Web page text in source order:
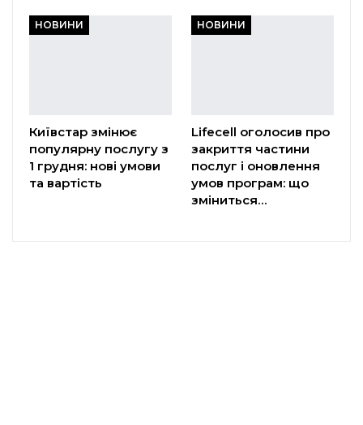
НОВИНИ
Київстар змінює
популярну послугу з
1 грудня: нові умови
та вартість
НОВИНИ
Lifecell оголосив про
закриття частини
послуг і оновлення
умов програм: що
зміниться…